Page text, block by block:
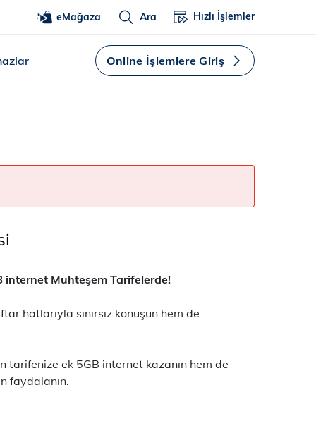
eMağaza Ara Hızlı İşlemler
Online İşlemlere Giriş
internet Muhteşem Tarifelerde!
hatlarıyla sınırsız konuşun hem de
tarifenize ek 5GB internet kazanın hem de
faydalanın.